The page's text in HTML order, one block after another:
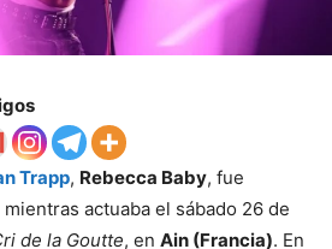
Trapp, Rebecca Baby, fue
actuaba el sábado 26 de
de la Goutte, en Ain (Francia). En